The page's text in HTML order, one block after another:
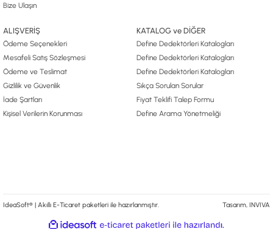
Bize Ulaşın
ALIŞVERİŞ
Ödeme Seçenekleri
Mesafeli Satış Sözleşmesi
Ödeme ve Teslimat
Gizlilik ve Güvenlik
İade Şartları
Kişisel Verilerin Korunması
KATALOG ve DİĞER
Define Dedektörleri Katalogları
Define Dedektörleri Katalogları
Define Dedektörleri Katalogları
Sıkça Sorulan Sorular
Fiyat Teklifi Talep Formu
Define Arama Yönetmeliği
IdeaSoft® | Akıllı E-Ticaret paketleri ile hazırlanmıştır. Tasarım, INVIVA
ideasoft e-